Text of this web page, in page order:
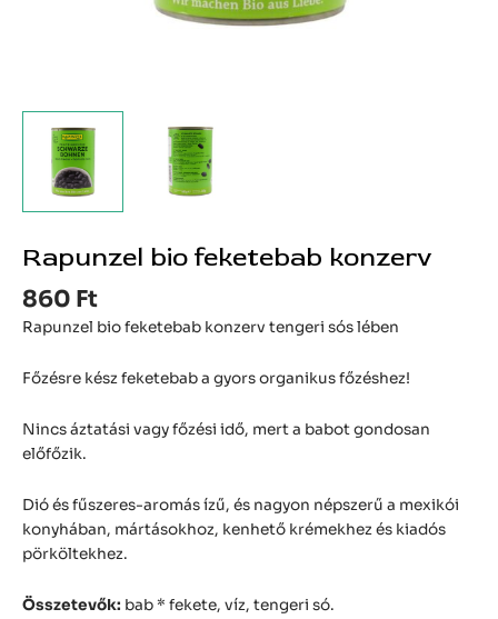
Rapunzel bio feketebab konzerv
860 Ft
Rapunzel bio feketebab konzerv tengeri sós lében
Főzésre kész feketebab a gyors organikus főzéshez!
Nincs áztatási vagy főzési idő, mert a babot gondosan
előfőzik.
Dió és fűszeres-aromás ízű, és nagyon népszerű a mexikói
konyhában, mártásokhoz, kenhető krémekhez és kiadós
pörköltekhez.
Összetevők: bab * fekete, víz, tengeri só.